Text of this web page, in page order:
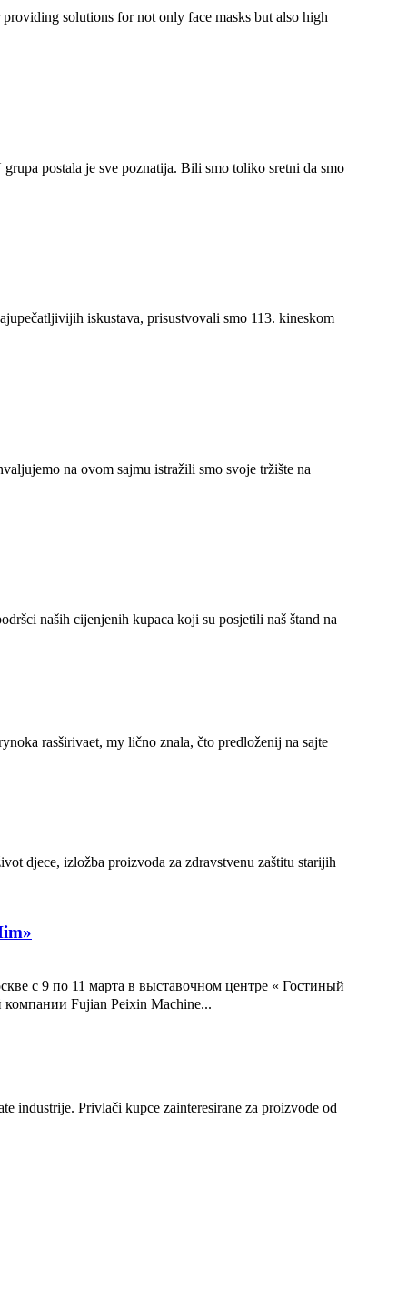
solutions for not only face masks but also high
postala je sve poznatija. Bili smo toliko sretni da smo
iskustava, prisustvovali smo 113. kineskom
na ovom sajmu istražili smo svoje tržište na
naših cijenjenih kupaca koji su posjetili naš štand na
rasširivaet, my lično znala, čto predloženij na sajte
djece, izložba proizvoda za zdravstvenu zaštitu starijih
с 9 по 11 марта в выставочном центре « Гостиный
Fujian Peixin Machine...
industrije. Privlači kupce zainteresirane za proizvode od